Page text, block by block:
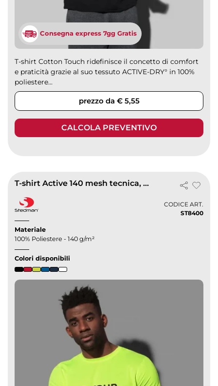
Consegna express 7gg Gratis
T-shirt Cotton Touch ridefinisce il concetto di comfort
e praticità grazie al suo tessuto ACTIVE-DRY° in 100%
poliestere...
prezzo da € 5,55
CALCOLA PREVENTIVO
T-shirt Active 140 mesh tecnica, uomo regular
CODICE ART.
ST8400
Materiale
100% Poliestere - 140 g/m²
Colori disponibili